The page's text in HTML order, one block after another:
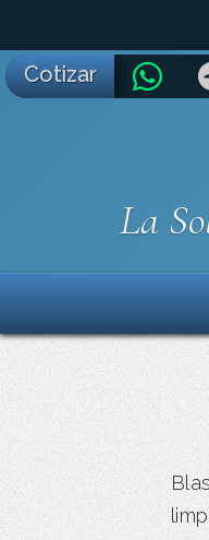
La
Cotizar